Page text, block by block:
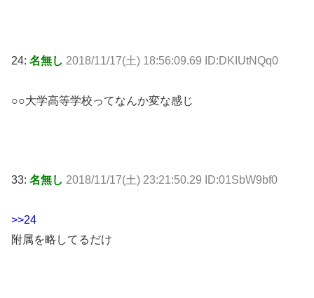
24: 名無し 2018/11/17(土) 18:56:09.69 ID:DKIUtNQq0
○○大学高等学校ってなんか変な感じ
33: 名無し 2018/11/17(土) 23:21:50.29 ID:01SbW9bf0
>>24
附属を略してるだけ